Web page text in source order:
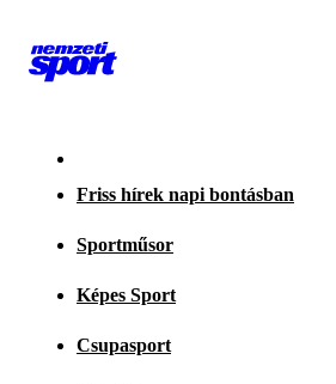
Friss hírek napi bontásban
Sportműsor
Képes Sport
Csupasport